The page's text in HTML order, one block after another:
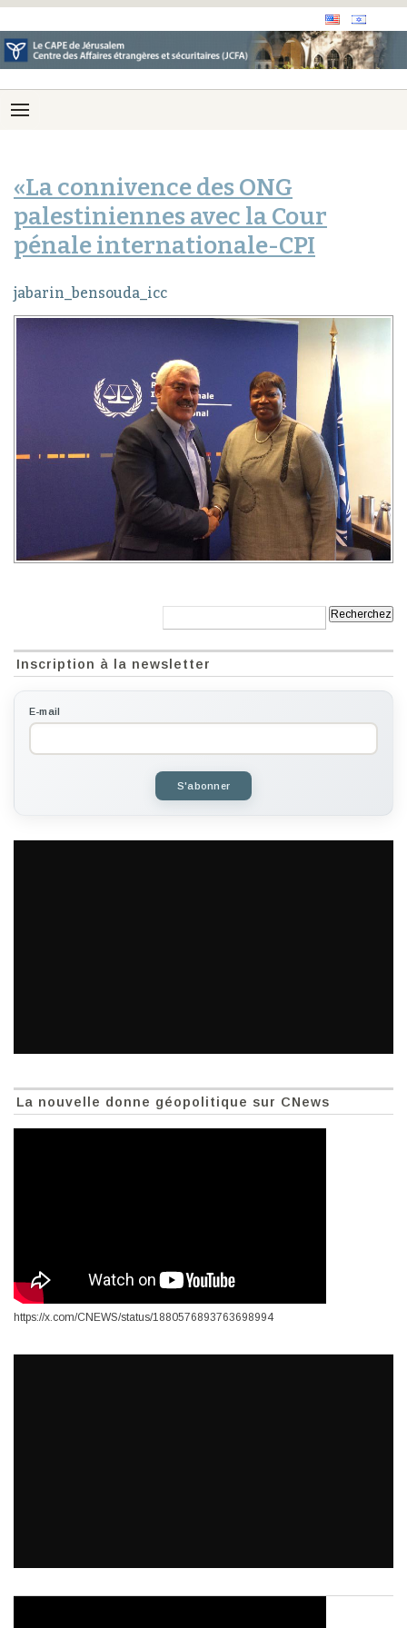
«La connivence des ONG
palestiniennes avec la Cour
pénale internationale-CPI
jabarin_bensouda_icc
Inscription à la newsletter
E-mail
S'abonner
La nouvelle donne géopolitique sur CNews
https://x.com/CNEWS/status/1880576893763698994